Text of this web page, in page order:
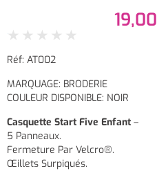
19,00
★ ★ ★ ★ ★
Réf: AT002
MARQUAGE: BRODERIE
COULEUR DISPONIBLE: NOIR
Casquette Start Five Enfant –
5 Panneaux.
Fermeture Par Velcro®.
Œillets Surpiqués.